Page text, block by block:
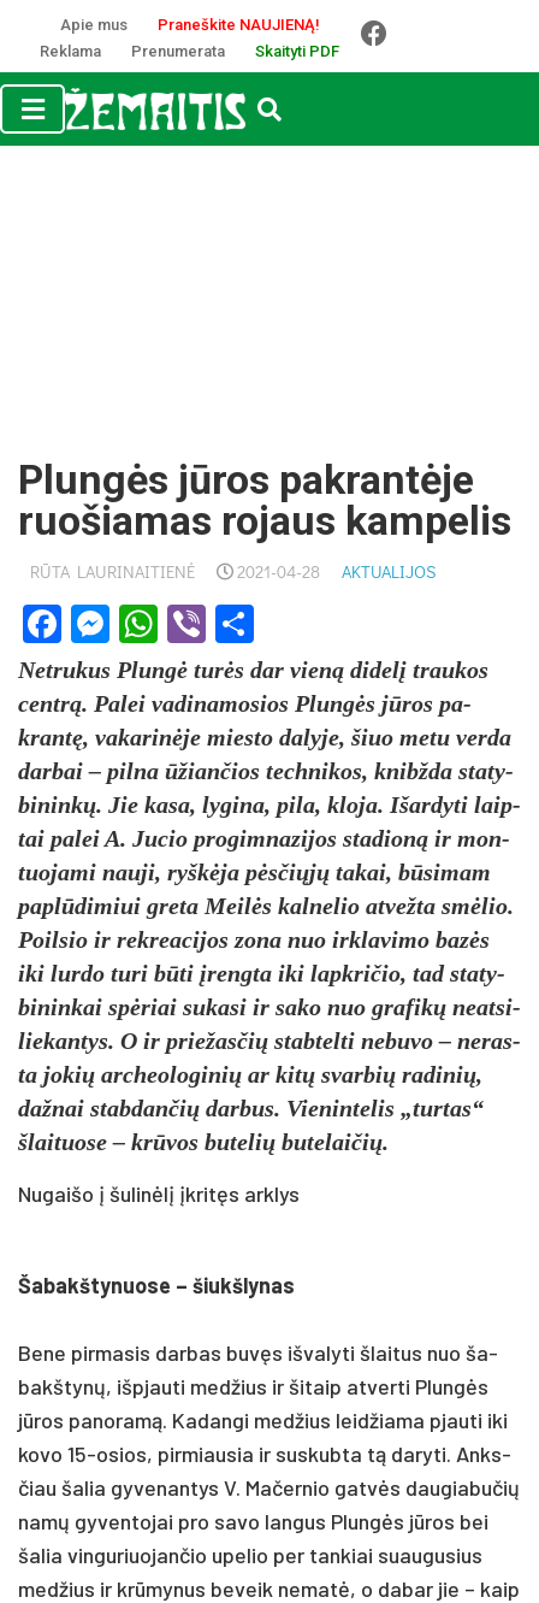
Apie mus
Praneškite NAUJIENĄ!
Reklama
Prenumerata Skaityti PDF
Plungės jūros pakrantėje
ruošiamas rojaus kampelis
RŪTA LAURINAITIENĖ 2021-04-28 AKTUALIJOS
Facebook
Messenger
WhatsApp
Viber
Net­ru­kus Plungė turės dar vieną di­delį trau­kos
centrą. Pa­lei va­di­na­mo­sios Plungės jūros pa­
krantę, va­ka­rinė­je mies­to da­ly­je, šiuo me­tu ver­da
dar­bai – pil­na ūžian­čios tech­ni­kos, knibž­da sta­ty­
bi­ninkų. Jie ka­sa, ly­gi­na, pi­la, klo­ja. Išar­dy­ti laip­
tai pa­lei A. Ju­cio pro­gim­na­zi­jos sta­dioną ir mon­
tuo­ja­mi nau­ji, ryškė­ja pėsčiųjų ta­kai, būsi­mam
pa­plūdi­miui gre­ta Meilės kal­ne­lio at­vež­ta smėlio.
Poil­sio ir rek­rea­ci­jos zo­na nuo irk­la­vi­mo bazės
iki lur­do tu­ri būti įreng­ta iki lapk­ri­čio, tad sta­ty­
bi­nin­kai spėriai su­ka­si ir sa­ko nuo gra­fikų neat­si­
lie­kan­tys. O ir prie­žas­čių stab­tel­ti ne­bu­vo – ne­ras­
ta jo­kių ar­cheo­lo­gi­nių ar kitų svar­bių ra­di­nių,
daž­nai stab­dan­čių dar­bus. Vie­nin­te­lis „tur­tas“
šlai­tuo­se – krūvos bu­te­lių bu­te­lai­čių.
Nugaišo į šu­li­nė­lį įkri­tęs ark­lys
Ša­bakš­ty­nuo­se – šiukš­ly­nas
Be­ne pir­ma­sis dar­bas buvęs iš­va­ly­ti šlai­tus nuo ša­
bakš­tynų, išp­jau­ti med­žius ir ši­taip at­ver­ti Plungės
jūros pa­no­ramą. Ka­dan­gi med­žius leid­žia­ma pjau­ti iki
ko­vo 15-osios, pir­miau­sia ir su­skub­ta tą da­ry­ti. Anks­
čiau ša­lia gy­ve­nan­tys V. Ma­čer­nio gatvės dau­gia­bu­čių
namų gy­ven­to­jai pro sa­vo lan­gus Plungės jūros bei
ša­lia vin­gu­riuo­jan­čio upe­lio per tan­kiai suau­gu­sius
med­žius ir krūmy­nus be­veik ne­matė, o da­bar jie – kaip